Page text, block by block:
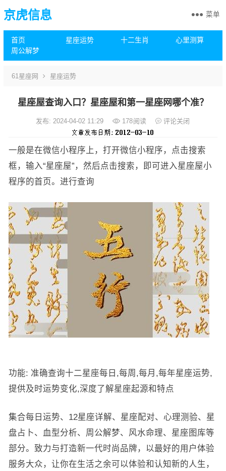
京虎信息
首页 星座运势 十二生肖
心里测算
周公解梦
菜单
61星座网 星座运势
星座屋查询入口？星座屋和第一星座网哪个准？
发布: 2024-04-02 11:29 178阅读 评论关闭
一般是在微信小程序上，打开微信小程序，点击搜索
框，输入“星座屋”，然后点击搜索，即可进入星座屋小
程序的首页。进行查询
功能: 准确查询十二星座每日,每周,每月,每年星座运势,
提供及时运势变化,深度了解星座起源和特点
集合每日运势、12星座详解、星座配对、心理测验、星
盘占卜、血型分析、周公解梦、风水命理、星座图库等
部分。致力与打造新一代时尚品牌，以最好的用户体验
服务大众，让你在生活之余可以体验和认知新的人生，